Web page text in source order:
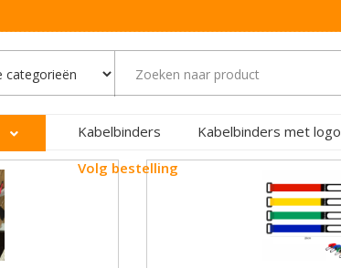
Kabelbinders Kabelbinders met logo
Volg bestelling